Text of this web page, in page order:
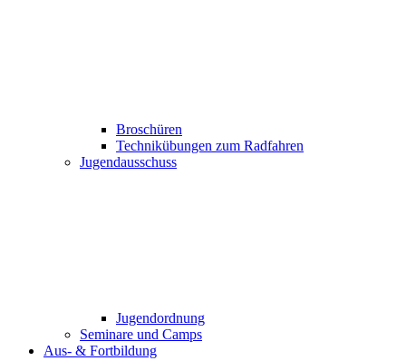
Broschüren
Technikübungen zum Radfahren
Jugendausschuss
Jugendordnung
Seminare und Camps
Aus- & Fortbildung